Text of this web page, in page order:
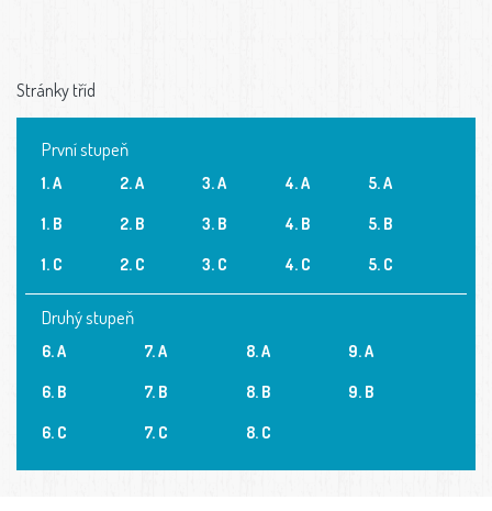
Stránky tříd
První stupeň
1. A
1. B
1. C
2. A
2. B
2. C
3. A
3. B
3. C
4. A
4. B
4. C
5. A
5. B
5. C
Druhý stupeň
6. A
6. B
6. C
7. A
7. B
7. C
8. A
8. B
8. C
9. A
9. B